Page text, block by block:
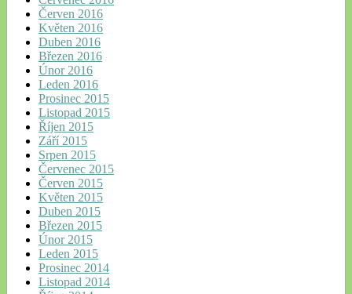
Červen 2016
Květen 2016
Duben 2016
Březen 2016
Únor 2016
Leden 2016
Prosinec 2015
Listopad 2015
Říjen 2015
Září 2015
Srpen 2015
Červenec 2015
Červen 2015
Květen 2015
Duben 2015
Březen 2015
Únor 2015
Leden 2015
Prosinec 2014
Listopad 2014